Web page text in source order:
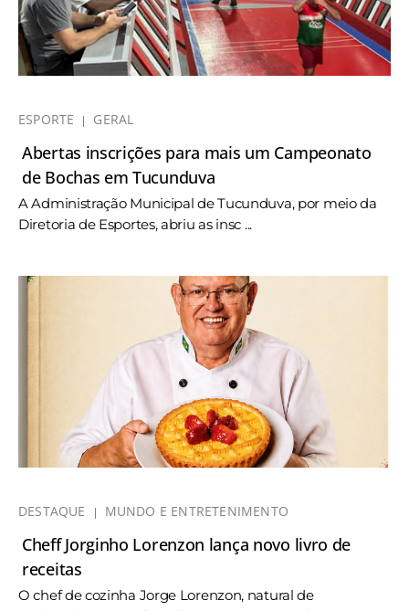
ESPORTE GERAL
Abertas inscrições para mais um Campeonato
de Bochas em Tucunduva
A Administração Municipal de Tucunduva, por meio da
Diretoria de Esportes, abriu as insc ...
DESTAQUE MUNDO E ENTRETENIMENTO
Cheff Jorginho Lorenzon lança novo livro de
receitas
O chef de cozinha Jorge Lorenzon, natural de